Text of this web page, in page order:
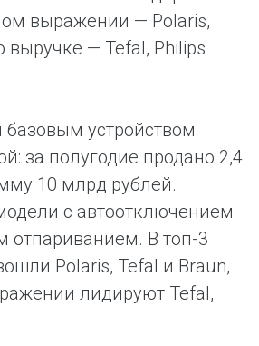
выражении — Polaris,
выручке — Tefal, Philips
базовым устройством
за полугодие продано 2,4
10 млрд рублей.
с автоотключением
отпариванием. В топ-3
Polaris, Tefal и Braun,
лидируют Tefal,